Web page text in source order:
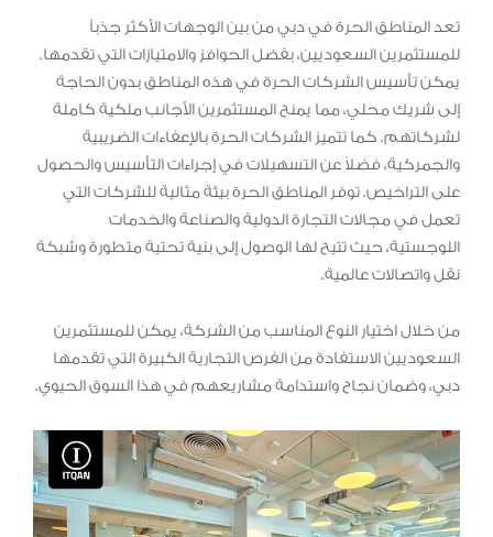
تعد المناطق الحرة في دبي من بين الوجهات الأكثر جذباً
للمستثمرين السعوديين، بفضل الحوافز والامتيازات التي تقدمها.
يمكن تأسيس الشركات الحرة في هذه المناطق بدون الحاجة
إلى شريك محلي، مما يمنح المستثمرين الأجانب ملكية كاملة
لشركاتهم. كما تتميز الشركات الحرة بالإعفاءات الضريبية
والجمركية، فضلاً عن التسهيلات في إجراءات التأسيس والحصول
على التراخيص. توفر المناطق الحرة بيئة مثالية للشركات التي
تعمل في مجالات التجارة الدولية والصناعة والخدمات
اللوجستية، حيث تتيح لها الوصول إلى بنية تحتية متطورة وشبكة
نقل واتصالات عالمية.
من خلال اختيار النوع المناسب من الشركة، يمكن للمستثمرين
السعوديين الاستفادة من الفرص التجارية الكبيرة التي تقدمها
دبي، وضمان نجاح واستدامة مشاريعهم في هذا السوق الحيوي.